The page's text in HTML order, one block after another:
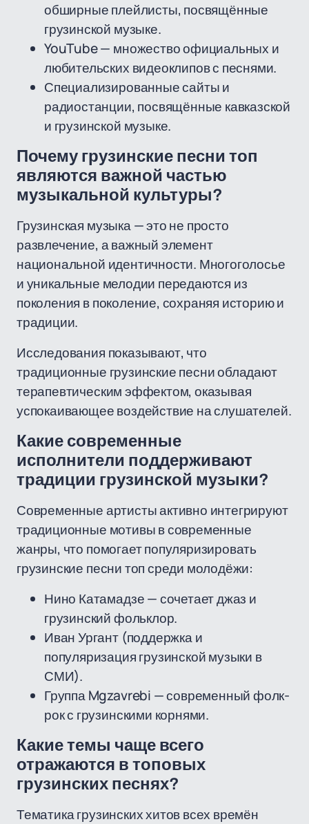
обширные плейлисты, посвящённые
грузинской музыке.
YouTube — множество официальных и
любительских видеоклипов с песнями.
Специализированные сайты и
радиостанции, посвящённые кавказской
и грузинской музыке.
Почему грузинские песни топ
являются важной частью
музыкальной культуры?
Грузинская музыка — это не просто
развлечение, а важный элемент
национальной идентичности. Многоголосье
и уникальные мелодии передаются из
поколения в поколение, сохраняя историю и
традиции.
Исследования показывают, что
традиционные грузинские песни обладают
терапевтическим эффектом, оказывая
успокаивающее воздействие на слушателей.
Какие современные
исполнители поддерживают
традиции грузинской музыки?
Современные артисты активно интегрируют
традиционные мотивы в современные
жанры, что помогает популяризировать
грузинские песни топ среди молодёжи:
Нино Катамадзе — сочетает джаз и
грузинский фольклор.
Иван Ургант (поддержка и
популяризация грузинской музыки в
СМИ).
Группа Mgzavrebi — современный фолк-
рок с грузинскими корнями.
Какие темы чаще всего
отражаются в топовых
грузинских песнях?
Тематика грузинских хитов всех времён